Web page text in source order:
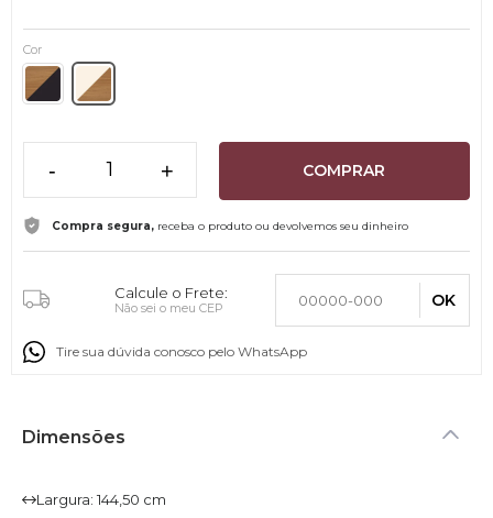
Cor
- + COMPRAR
Compra segura, receba o produto ou devolvemos seu dinheiro
Calcule o Frete:
Não sei o meu CEP OK
Tire sua dúvida conosco pelo WhatsApp
Dimensões
Largura: 144,50 cm